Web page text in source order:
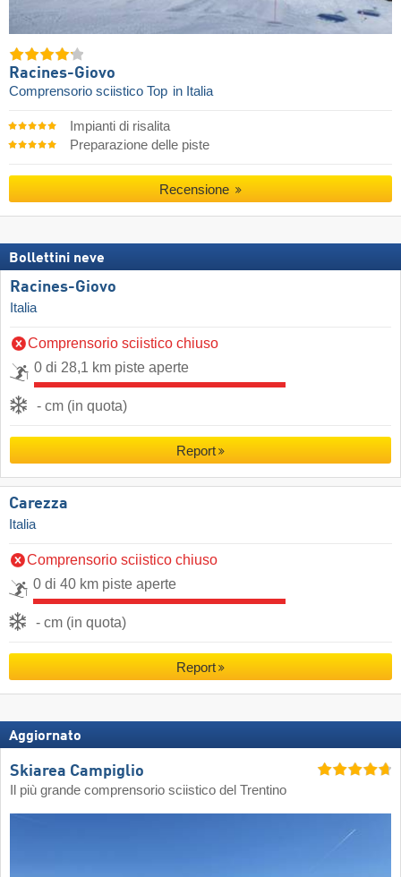
Racines-Giovo
Comprensorio sciistico Top in Italia
Impianti di risalita
Preparazione delle piste
Recensione
Bollettini neve
Racines-Giovo
Italia
Comprensorio sciistico chiuso
0 di 28,1 km piste aperte
- cm (in quota)
Report
Carezza
Italia
Comprensorio sciistico chiuso
0 di 40 km piste aperte
- cm (in quota)
Report
Aggiornato
Skiarea Campiglio
Il più grande comprensorio sciistico del Trentino